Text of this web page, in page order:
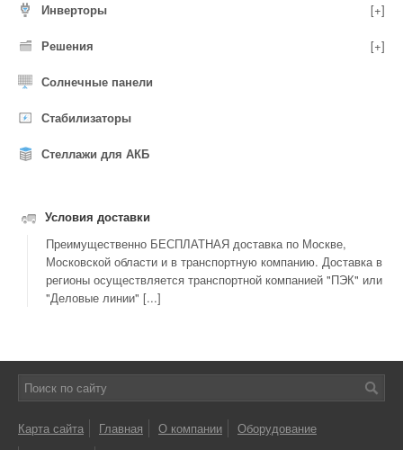
Инверторы [+]
Решения [+]
Солнечные панели
Стабилизаторы
Стеллажи для АКБ
Условия доставки
Преимущественно БЕСПЛАТНАЯ доставка по Москве,
Московской области и в транспортную компанию. Доставка в
регионы осуществляется транспортной компанией "ПЭК" или
"Деловые линии" [...]
Карта сайта Главная О компании
Оборудование